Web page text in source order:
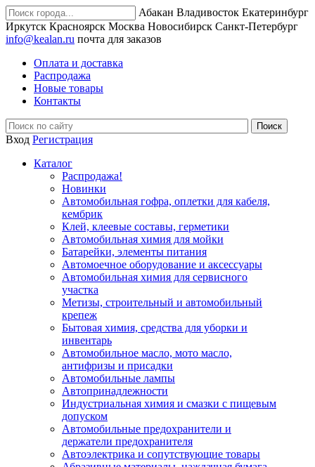
Абакан Владивосток Екатеринбург
Иркутск Красноярск Москва Новосибирск Санкт-Петербург
info@kealan.ru почта для заказов
Оплата и доставка
Распродажа
Новые товары
Контакты
Вход Регистрация
Каталог
Распродажа!
Новинки
Автомобильная гофра, оплетки для кабеля,
кембрик
Клей, клеевые составы, герметики
Автомобильная химия для мойки
Батарейки, элементы питания
Автомоечное оборудование и аксессуары
Автомобильная химия для сервисного
участка
Метизы, строительный и автомобильный
крепеж
Бытовая химия, средства для уборки и
инвентарь
Автомобильное масло, мото масло,
антифризы и присадки
Автомобильные лампы
Автопринадлежности
Индустриальная химия и смазки с пищевым
допуском
Автомобильные предохранители и
держатели предохранителя
Автоэлектрика и сопутствующие товары